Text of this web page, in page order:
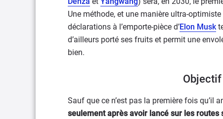
Une méthode, et une manière ultra-
déclarations à l’emporte-pièce d’Elon Musk
d’ailleurs porté ses fruits et permit une
bien.
Objectif
Sauf que ce n’est pas la première fois qu’il
seulement après avoir lancé sur les